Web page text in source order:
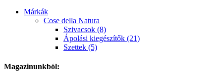
Márkák
Cose della Natura
Szivacsok (8)
Ápolási kiegészítők (21)
Szettek (5)
Magazinunkból: